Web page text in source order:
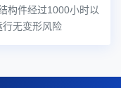
构件经过1000小时以
行无变形风险